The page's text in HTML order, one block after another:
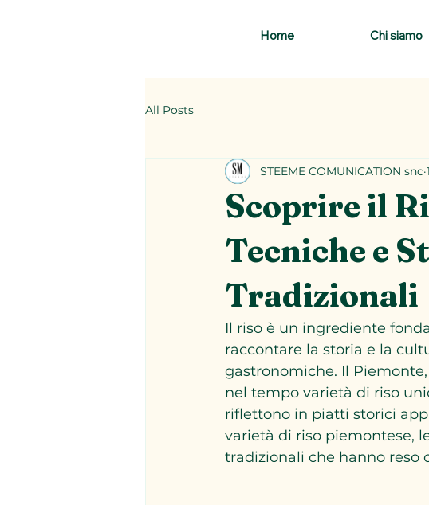
Home Chi siamo
All Posts
Scoprire il
Tecniche e
Tradizionali
STEEME COMUNICATION snc
Il riso è un ingrediente
raccontare la storia e la
gastronomiche. Il
nel tempo varietà di riso
riflettono in piatti storici
varietà di riso piemontese,
tradizionali che hanno reso